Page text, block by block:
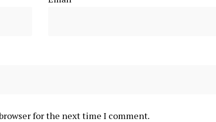
for the next time I comment.